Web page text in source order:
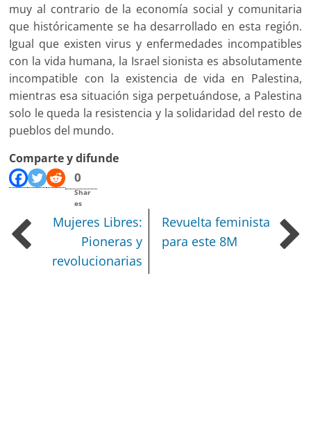
muy al contrario de la economía social y comunitaria
que históricamente se ha desarrollado en esta región.
Igual que existen virus y enfermedades incompatibles
con la vida humana, la Israel sionista es absolutamente
incompatible con la existencia de vida en Palestina,
mientras esa situación siga perpetuándose, a Palestina
solo le queda la resistencia y la solidaridad del resto de
pueblos del mundo.
Comparte y difunde
0
Shar
es
Mujeres Libres:
Pioneras y
revolucionarias
Revuelta feminista
para este 8M